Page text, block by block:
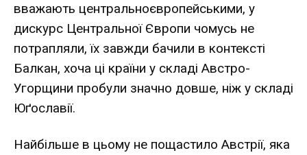
вважають центральноєвропейськими, у
дискурс Центральної Європи чомусь не
потрапляли, їх завжди бачили в контексті
Балкан, хоча ці країни у складі Австро-
Угорщини пробули значно довше, ніж у складі
Юґославії.
Найбільше в цьому не пощастило Австрії, яка